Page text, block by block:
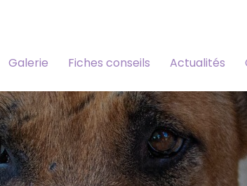
Galerie Fiches conseils Actualités